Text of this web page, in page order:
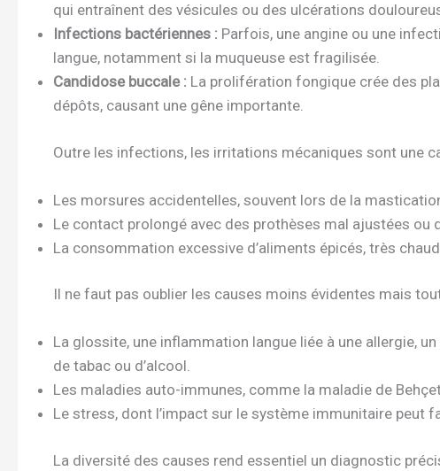
qui entraînent des vésicules ou des ulcérations
Infections bactériennes : Parfois, une angine ou une
langue, notamment si la muqueuse est fragilisée.
Candidose buccale : La prolifération fongique crée des
dépôts, causant une gêne importante.
Outre les infections, les irritations mécaniques sont une
Les morsures accidentelles, souvent lors de la
Le contact prolongé avec des prothèses mal ajustées ou
La consommation excessive d’aliments épicés, très
Il ne faut pas oublier les causes moins évidentes mais
La glossite, une inflammation langue liée à une allergie,
de tabac ou d’alcool.
Les maladies auto-immunes, comme la maladie de
Le stress, dont l’impact sur le système immunitaire peut
La diversité des causes rend essentiel un diagnostic